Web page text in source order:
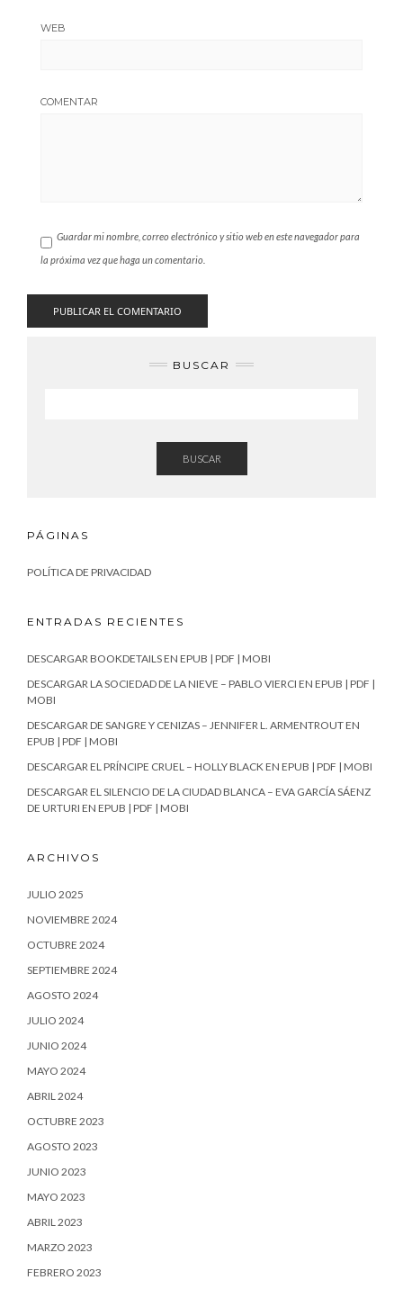
WEB
COMENTAR
Guardar mi nombre, correo electrónico y sitio web en este navegador para
la próxima vez que haga un comentario.
BUSCAR
BUSCAR
PÁGINAS
POLÍTICA DE PRIVACIDAD
ENTRADAS RECIENTES
DESCARGAR BOOKDETAILS EN EPUB | PDF | MOBI
DESCARGAR LA SOCIEDAD DE LA NIEVE – PABLO VIERCI EN EPUB | PDF |
MOBI
DESCARGAR DE SANGRE Y CENIZAS – JENNIFER L. ARMENTROUT EN
EPUB | PDF | MOBI
DESCARGAR EL PRÍNCIPE CRUEL – HOLLY BLACK EN EPUB | PDF | MOBI
DESCARGAR EL SILENCIO DE LA CIUDAD BLANCA – EVA GARCÍA SÁENZ
DE URTURI EN EPUB | PDF | MOBI
ARCHIVOS
JULIO 2025
NOVIEMBRE 2024
OCTUBRE 2024
SEPTIEMBRE 2024
AGOSTO 2024
JULIO 2024
JUNIO 2024
MAYO 2024
ABRIL 2024
OCTUBRE 2023
AGOSTO 2023
JUNIO 2023
MAYO 2023
ABRIL 2023
MARZO 2023
FEBRERO 2023